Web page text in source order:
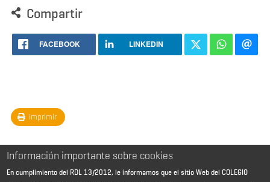
Compartir
FACEBOOK LINKEDIN
Imprimir
Información importante sobre cookies
En cumplimiento del RDL 13/2012, le informamos que el sitio Web del COLEGIO